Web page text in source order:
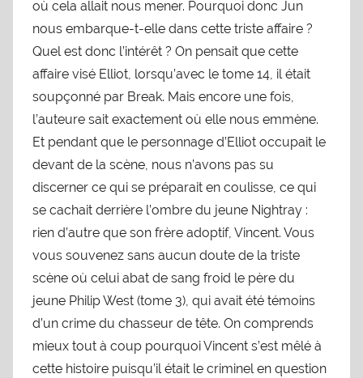
où cela allait nous mener. Pourquoi donc Jun
nous embarque-t-elle dans cette triste affaire ?
Quel est donc l’intérêt ? On pensait que cette
affaire visé Elliot, lorsqu’avec le tome 14, il était
soupçonné par Break. Mais encore une fois,
l’auteure sait exactement où elle nous emmène.
Et pendant que le personnage d’Elliot occupait le
devant de la scène, nous n’avons pas su
discerner ce qui se préparait en coulisse, ce qui
se cachait derrière l’ombre du jeune Nightray :
rien d’autre que son frère adoptif, Vincent. Vous
vous souvenez sans aucun doute de la triste
scène où celui abat de sang froid le père du
jeune Philip West (tome 3), qui avait été témoins
d’un crime du chasseur de tête. On comprends
mieux tout à coup pourquoi Vincent s’est mêlé à
cette histoire puisqu’il était le criminel en question